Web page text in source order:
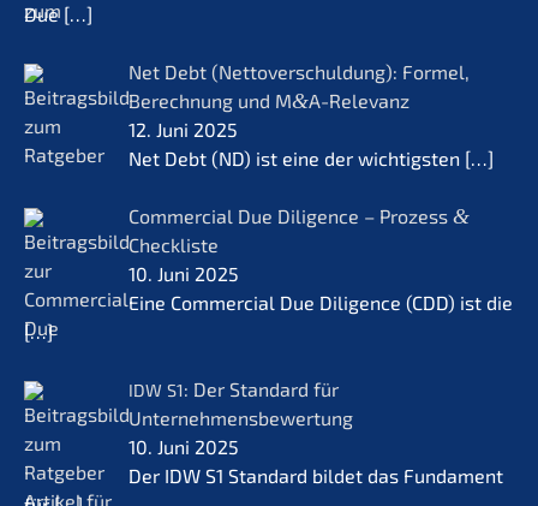
Due […]
Net Debt (Netto­ver­schul­dung): Formel,
Berech­nung und M&A-Relevanz
12. Juni 2025
Net Debt (ND) ist eine der wichtigs­ten […]
Commer­cial Due Diligence – Prozess &
Checkliste
10. Juni 2025
Eine Commer­cial Due Diligence (CDD) ist die
[…]
IDW S1: Der Standard für
Unternehmensbewertung
10. Juni 2025
Der IDW S1 Standard bildet das Funda­ment